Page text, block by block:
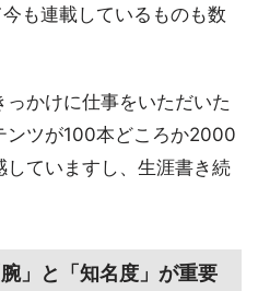
も連載しているものも数
かけに仕事をいただいた
ンツが100本どころか2000
ていますし、生涯書き続
」と「知名度」が重要